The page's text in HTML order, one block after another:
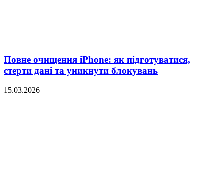
Повне очищення iPhone: як підготуватися,
стерти дані та уникнути блокувань
15.03.2026